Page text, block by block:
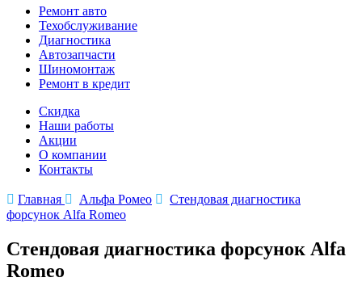
Ремонт авто
Техобслуживание
Диагностика
Автозапчасти
Шиномонтаж
Ремонт в кредит
Скидка
Наши работы
Акции
О компании
Контакты
 Главная  Альфа Ромео  Стендовая диагностика
форсунок Alfa Romeo
Стендовая диагностика форсунок Alfa
Romeo